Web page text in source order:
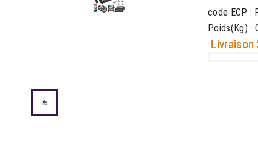
code ECP :
Poids(Kg) :
-Livraison